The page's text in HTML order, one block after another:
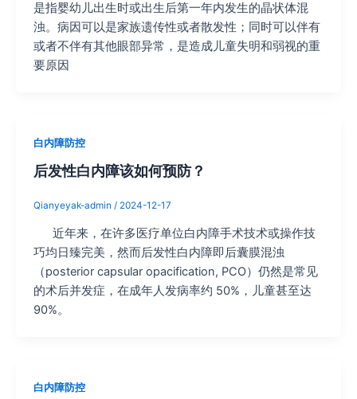
是指婴幼儿出生时或出生后第一年内发生的晶状体混
浊。病因可以是家族遗传性或者散发性；同时可以伴有
或者不伴有其他眼部异常，是造成儿童失明和弱视的重
要原因
白内障防控
后发性白内障该如何预防？
Qianyeyak-admin / 2024-12-17
近年来，在许多医疗单位白内障手术技术或操作技
巧均日臻完美，然而后发性白内障即后囊膜混浊
（posterior capsular opacification, PCO）仍然是常见
的术后并发症，在成年人发病率约 50%，儿童甚至达
90%。
白内障防控